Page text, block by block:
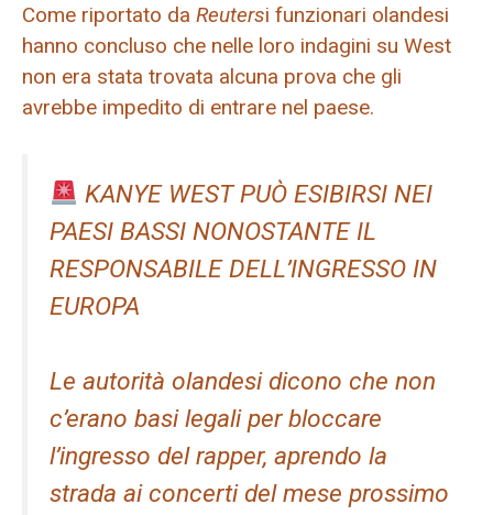
Come riportato da Reutersi funzionari olandesi
hanno concluso che nelle loro indagini su West
non era stata trovata alcuna prova che gli
avrebbe impedito di entrare nel paese.
KANYE WEST PUÒ ESIBIRSI NEI
PAESI BASSI NONOSTANTE IL
RESPONSABILE DELL’INGRESSO IN
EUROPA
Le autorità olandesi dicono che non
c’erano basi legali per bloccare
l’ingresso del rapper, aprendo la
strada ai concerti del mese prossimo